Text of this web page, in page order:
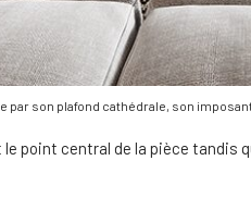
par son plafond cathédrale, son
le point central de la pièce